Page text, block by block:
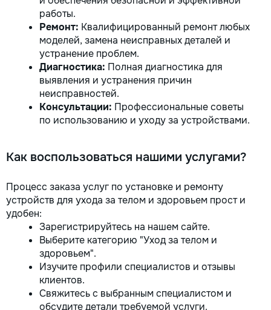
работы.
Ремонт: Квалифицированный ремонт любых
моделей, замена неисправных деталей и
устранение проблем.
Диагностика: Полная диагностика для
выявления и устранения причин
неисправностей.
Консультации: Профессиональные советы
по использованию и уходу за устройствами.
Как воспользоваться нашими услугами?
Процесс заказа услуг по установке и ремонту
устройств для ухода за телом и здоровьем прост и
удобен:
Зарегистрируйтесь на нашем сайте.
Выберите категорию "Уход за телом и
здоровьем".
Изучите профили специалистов и отзывы
клиентов.
Свяжитесь с выбранным специалистом и
обсудите детали требуемой услуги.